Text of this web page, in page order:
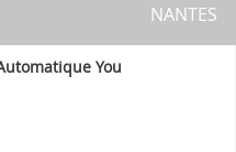
NANTES
You